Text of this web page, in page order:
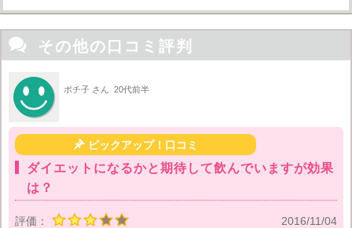
 その他の口コミ評判
ポチ子 さん 20代前半
ピックアップ！口コミ
ダイエットになるかと期待して飲んでいますが効果
は？
評価：
2016/11/04